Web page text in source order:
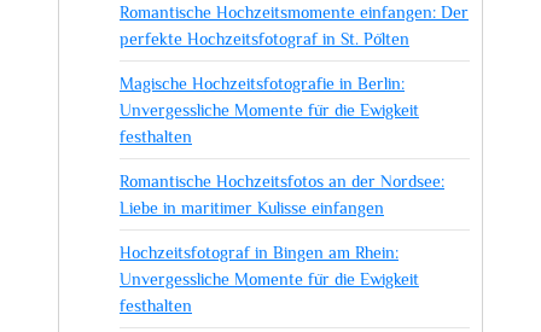
Romantische Hochzeitsmomente einfangen: Der
perfekte Hochzeitsfotograf in St. Pölten
Magische Hochzeitsfotografie in Berlin:
Unvergessliche Momente für die Ewigkeit
festhalten
Romantische Hochzeitsfotos an der Nordsee:
Liebe in maritimer Kulisse einfangen
Hochzeitsfotograf in Bingen am Rhein:
Unvergessliche Momente für die Ewigkeit
festhalten